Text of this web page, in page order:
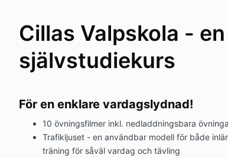
Cillas Valpskola - en
självstudiekurs
För en enklare vardagslydnad!
10 övningsfilmer inkl. nedladdningsbara
Trafikljuset - en användbar modell för både
träning för såväl vardag och tävling